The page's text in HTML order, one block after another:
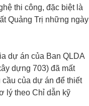
thi công, đặc biệt là
Quảng Trị những ngày
dự án của Ban QLDA
dựng 703) đã mất
của dự án để thiết
lý theo Chỉ dẫn kỹ